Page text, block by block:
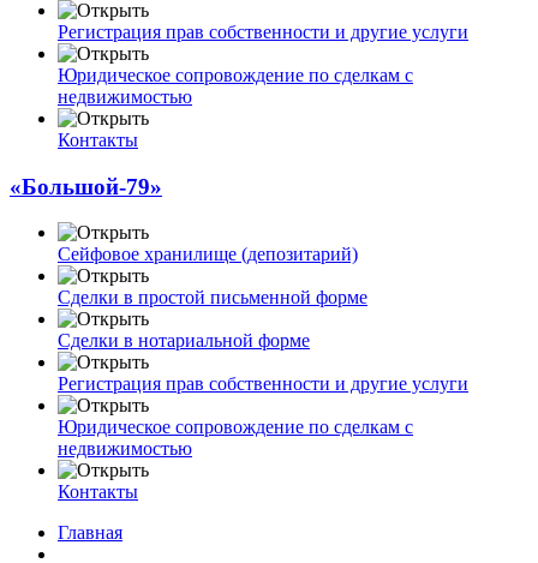
Регистрация прав собственности и другие услуги
Юридическое сопровождение по сделкам с
недвижимостью
Контакты
«Большой-79»
Сейфовое хранилище (депозитарий)
Сделки в простой письменной форме
Сделки в нотариальной форме
Регистрация прав собственности и другие услуги
Юридическое сопровождение по сделкам с
недвижимостью
Контакты
Главная